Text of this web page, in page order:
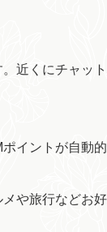
近くにチャッ
イントが自動
や旅行などお